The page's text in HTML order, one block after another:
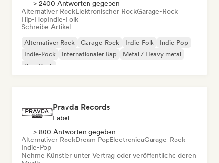
> 2400 Antworten gegeben
Alternativer RockElektronischer RockGarage-Rock
Hip-HopIndie-Folk
Schreibe Artikel
Alternativer Rock Garage-Rock Indie-Folk
Indie-Pop
Indie-Rock
Internationaler Rap
Metal / Heavy metal
Pop-Rock
Pravda Records
Label
> 800 Antworten gegeben
Alternativer RockDream PopElectronicaGarage-Rock
Indie-Pop
Nehme Künstler unter Vertrag oder veröffentliche deren